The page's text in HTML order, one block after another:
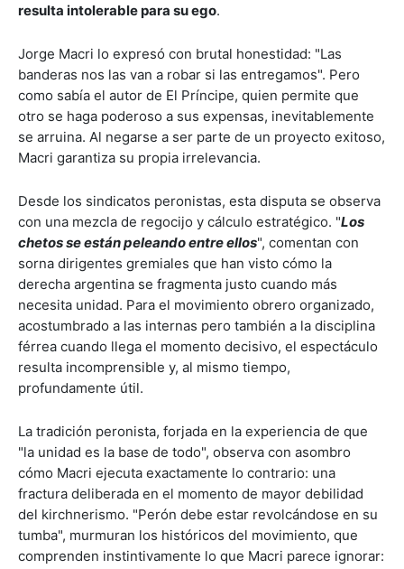
resulta intolerable para su ego.
Jorge Macri lo expresó con brutal honestidad: "Las
banderas nos las van a robar si las entregamos". Pero
como sabía el autor de El Príncipe, quien permite que
otro se haga poderoso a sus expensas, inevitablemente
se arruina. Al negarse a ser parte de un proyecto exitoso,
Macri garantiza su propia irrelevancia.
Desde los sindicatos peronistas, esta disputa se observa
con una mezcla de regocijo y cálculo estratégico. "Los
chetos se están peleando entre ellos", comentan con
sorna dirigentes gremiales que han visto cómo la
derecha argentina se fragmenta justo cuando más
necesita unidad. Para el movimiento obrero organizado,
acostumbrado a las internas pero también a la disciplina
férrea cuando llega el momento decisivo, el espectáculo
resulta incomprensible y, al mismo tiempo,
profundamente útil.
La tradición peronista, forjada en la experiencia de que
"la unidad es la base de todo", observa con asombro
cómo Macri ejecuta exactamente lo contrario: una
fractura deliberada en el momento de mayor debilidad
del kirchnerismo. "Perón debe estar revolcándose en su
tumba", murmuran los históricos del movimiento, que
comprenden instintivamente lo que Macri parece ignorar: